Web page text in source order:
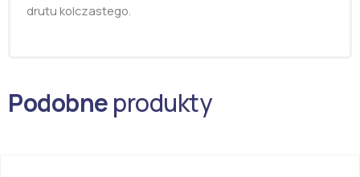
drutu kolczastego.
Podobneprodukty